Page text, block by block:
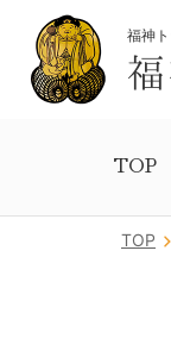
福神
TOP
TOP